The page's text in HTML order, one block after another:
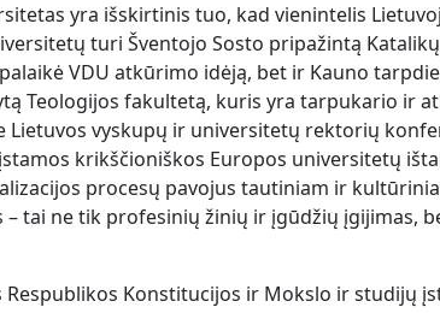
yra išskirtinis tuo, kad vienintelis
turi Šventojo Sosto pripažintą
VDU atkūrimo idėją, bet ir Kauno
Teologijos fakultetą, kuris yra tarpukario ir
Lietuvos vyskupų ir universitetų rektorių
krikščioniškos Europos universitetų
procesų pavojus tautiniam ir
tai ne tik profesinių žinių ir įgūdžių įgijimas,
Respublikos Konstitucijos ir Mokslo ir studijų